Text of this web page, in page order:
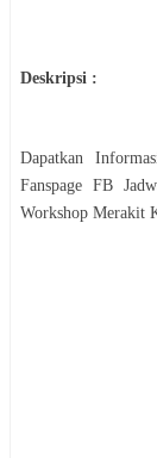
Deskripsi :
Dapatkan
Fanspage FB
Workshop Merakit